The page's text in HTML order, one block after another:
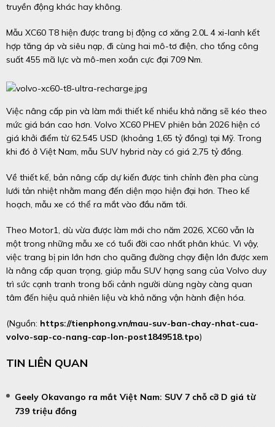
truyền động khác hay không.
Mẫu XC60 T8 hiện được trang bị động cơ xăng 2.0L 4 xi-lanh kết
hợp tăng áp và siêu nạp, đi cùng hai mô-tơ điện, cho tổng công
suất 455 mã lực và mô-men xoắn cực đại 709 Nm.
Việc nâng cấp pin và làm mới thiết kế nhiều khả năng sẽ kéo theo
mức giá bán cao hơn. Volvo XC60 PHEV phiên bản 2026 hiện có
giá khởi điểm từ 62.545 USD (khoảng 1,65 tỷ đồng) tại Mỹ. Trong
khi đó ở Việt Nam, mẫu SUV hybrid này có giá 2,75 tỷ đồng.
Về thiết kế, bản nâng cấp dự kiến được tinh chỉnh đèn pha cùng
lưới tản nhiệt nhằm mang đến diện mạo hiện đại hơn. Theo kế
hoạch, mẫu xe có thể ra mắt vào đầu năm tới.
Theo Motor1, dù vừa được làm mới cho năm 2026, XC60 vẫn là
một trong những mẫu xe có tuổi đời cao nhất phân khúc. Vì vậy,
việc trang bị pin lớn hơn cho quãng đường chạy điện lớn được xem
là nâng cấp quan trọng, giúp mẫu SUV hạng sang của Volvo duy
trì sức cạnh tranh trong bối cảnh người dùng ngày càng quan
tâm đến hiệu quả nhiên liệu và khả năng vận hành điện hóa.
(Nguồn: https://tienphong.vn/mau-suv-ban-chay-nhat-cua-
volvo-sap-co-nang-cap-lon-post1849518.tpo)
TIN LIÊN QUAN
Geely Okavango ra mắt Việt Nam: SUV 7 chỗ cỡ D giá từ
739 triệu đồng